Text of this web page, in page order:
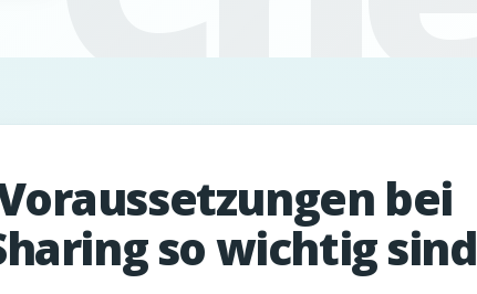
bei
so wichtig sind